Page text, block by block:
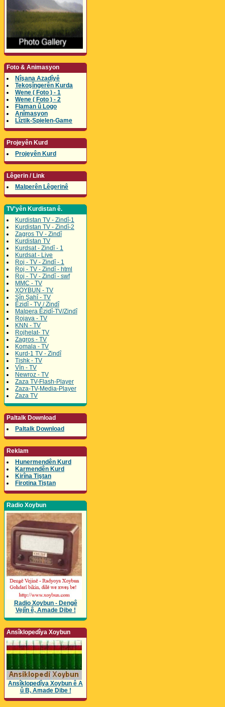
Foto & Animasyon
Nîşana Azadîyê
Tekoşîngerên Kurda
Wene ( Foto ) - 1
Wene ( Foto ) - 2
Flaman û Logo
Anîmasyon
Lîztik-Spielen-Game
Projeyên Kurd
Projeyên Kurd
Lêgerin / Link
Malperên Lêgerinê
TV'yên Kurdistan ê.
Kurdistan TV - Zindî-1
Kurdistan TV - Zindî-2
Zagros TV - Zindî
Kurdistan TV
Kurdsat - Zindî - 1
Kurdsat - Live
Roj - TV - Zindî - 1
Roj - TV - Zindî - html
Roj - TV - Zindî - swf
MMC - TV
XOYBUN - TV
Şîn Şahî - TV
Êzidî - TV / Zindî
Malpera Êzidî-TV/Zindî
Rojava - TV
KNN - TV
Rojhelat- TV
Zagros - TV
Komala - TV
Kurd-1 TV - Zindî
Tishk - TV
Vîn - TV
Newroz - TV
Zaza TV-Flash-Player
Zaza-TV-Media-Player
Zaza TV
Paltalk Download
Paltalk Download
Reklam
Hunermendên Kurd
Karmendên Kurd
Kirîna Tiştan
Firotina Tiştan
Radio Xoybun
Radio Xoybun - Dengê
Vejîn ê, Amade Dibe !
Ansîklopedîya Xoybun
Ansîklopedîya Xoybun ê A
û B, Amade Dibe !